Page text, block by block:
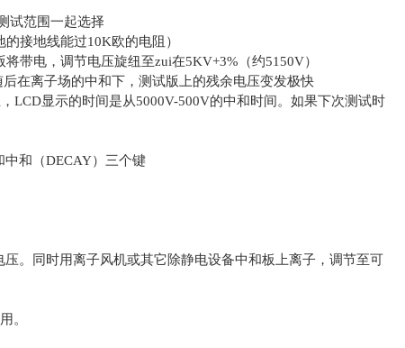
试范围一起选择
的接地线能过10K欧的电阻）
带电，调节电压旋纽至zui在5KV+3% （约5150V）
在离子场的中和下，测试版上的残余电压变发极快
LCD显示的时间是从5000V-500V的中和时间。如果下次测试时
中和（DECAY）三个键
。
同时用离子风机或其它除静电设备中和板上离子，调节至可
。